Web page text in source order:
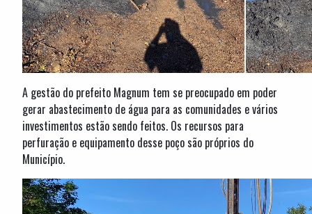
A gestão do prefeito Magnum tem se preocupado em poder
gerar abastecimento de água para as comunidades e vários
investimentos estão sendo feitos. Os recursos para
perfuração e equipamento desse poço são próprios do
Município.